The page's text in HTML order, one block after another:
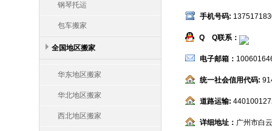
钢琴托运
包车搬家
全国地区搬家
华东地区搬家
华北地区搬家
西北地区搬家
手机号码:
Q Q联系：
电子邮箱：
统一社会信用代码:
道路运输:
详细地址： 广州市白